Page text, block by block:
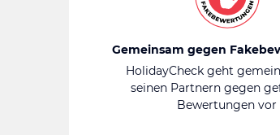
Gemeinsam gegen
HolidayCheck geht
seinen Partnern gegen
Bewertungen vor